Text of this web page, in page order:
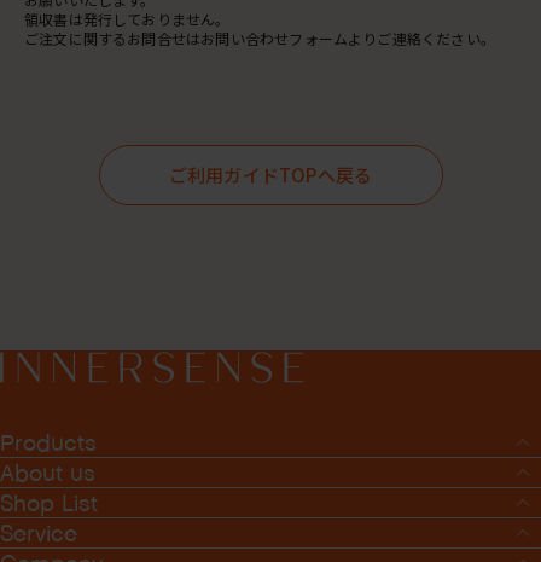
領収書は発行しておりません。
ご注文に関するお問合せはお問い合わせフォームよりご連絡ください。
ご利用ガイドTOPへ戻る
Products
About us
Shop List
Service